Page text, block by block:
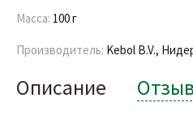
Масса: 100 г
Производитель: Kebol B.V.,
Описание